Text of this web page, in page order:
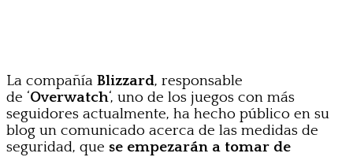
La compañía Blizzard, responsable
de ‘Overwatch‘, uno de los juegos con más
seguidores actualmente, ha hecho público en su
blog un comunicado acerca de las medidas de
seguridad, que se empezarán a tomar de